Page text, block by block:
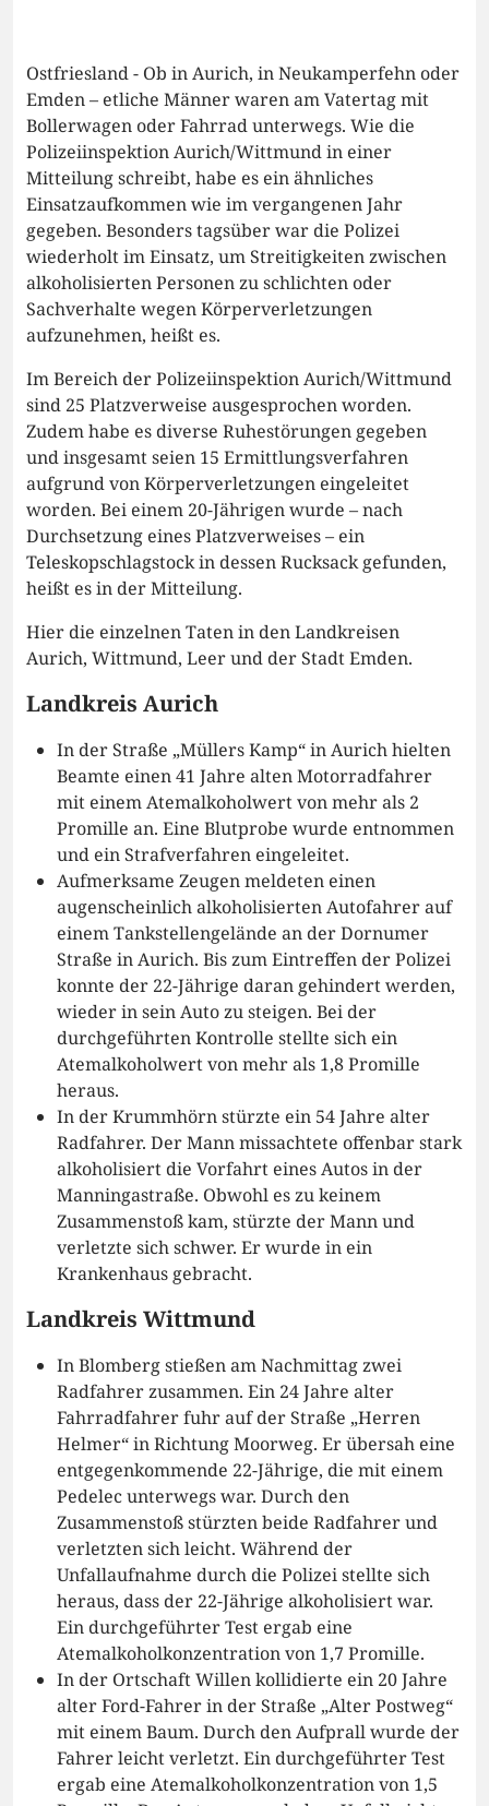
Ostfriesland - Ob in Aurich, in Neukamperfehn oder
Emden – etliche Männer waren am Vatertag mit
Bollerwagen oder Fahrrad unterwegs. Wie die
Polizeiinspektion Aurich/Wittmund in einer
Mitteilung schreibt, habe es ein ähnliches
Einsatzaufkommen wie im vergangenen Jahr
gegeben. Besonders tagsüber war die Polizei
wiederholt im Einsatz, um Streitigkeiten zwischen
alkoholisierten Personen zu schlichten oder
Sachverhalte wegen Körperverletzungen
aufzunehmen, heißt es.
Im Bereich der Polizeiinspektion Aurich/Wittmund
sind 25 Platzverweise ausgesprochen worden.
Zudem habe es diverse Ruhestörungen gegeben
und insgesamt seien 15 Ermittlungsverfahren
aufgrund von Körperverletzungen eingeleitet
worden. Bei einem 20-Jährigen wurde – nach
Durchsetzung eines Platzverweises – ein
Teleskopschlagstock in dessen Rucksack gefunden,
heißt es in der Mitteilung.
Hier die einzelnen Taten in den Landkreisen
Aurich, Wittmund, Leer und der Stadt Emden.
Landkreis Aurich
In der Straße „Müllers Kamp“ in Aurich hielten
Beamte einen 41 Jahre alten Motorradfahrer
mit einem Atemalkoholwert von mehr als 2
Promille an. Eine Blutprobe wurde entnommen
und ein Strafverfahren eingeleitet.
Aufmerksame Zeugen meldeten einen
augenscheinlich alkoholisierten Autofahrer auf
einem Tankstellengelände an der Dornumer
Straße in Aurich. Bis zum Eintreffen der Polizei
konnte der 22-Jährige daran gehindert werden,
wieder in sein Auto zu steigen. Bei der
durchgeführten Kontrolle stellte sich ein
Atemalkoholwert von mehr als 1,8 Promille
heraus.
In der Krummhörn stürzte ein 54 Jahre alter
Radfahrer. Der Mann missachtete offenbar stark
alkoholisiert die Vorfahrt eines Autos in der
Manningastraße. Obwohl es zu keinem
Zusammenstoß kam, stürzte der Mann und
verletzte sich schwer. Er wurde in ein
Krankenhaus gebracht.
Landkreis Wittmund
In Blomberg stießen am Nachmittag zwei
Radfahrer zusammen. Ein 24 Jahre alter
Fahrradfahrer fuhr auf der Straße „Herren
Helmer“ in Richtung Moorweg. Er übersah eine
entgegenkommende 22-Jährige, die mit einem
Pedelec unterwegs war. Durch den
Zusammenstoß stürzten beide Radfahrer und
verletzten sich leicht. Während der
Unfallaufnahme durch die Polizei stellte sich
heraus, dass der 22-Jährige alkoholisiert war.
Ein durchgeführter Test ergab eine
Atemalkoholkonzentration von 1,7 Promille.
In der Ortschaft Willen kollidierte ein 20 Jahre
alter Ford-Fahrer in der Straße „Alter Postweg“
mit einem Baum. Durch den Aufprall wurde der
Fahrer leicht verletzt. Ein durchgeführter Test
ergab eine Atemalkoholkonzentration von 1,5